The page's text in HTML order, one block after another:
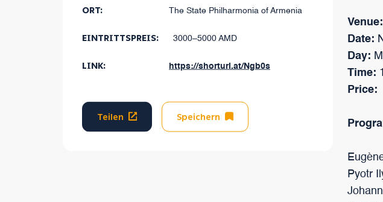
ORT: The State Philharmonia of Armenia
EINTRITTSPREIS: 3000–5000 AMD
LINK: https://shorturl.at/Ngb0s
Teilen Speichern
Venue:
Date:
Day:
Time:
Price:
Pyotr